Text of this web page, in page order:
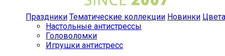
Праздники Тематические коллекции Новинки Цвета
Настольные антистрессы
Головоломки
Игрушки антистресс